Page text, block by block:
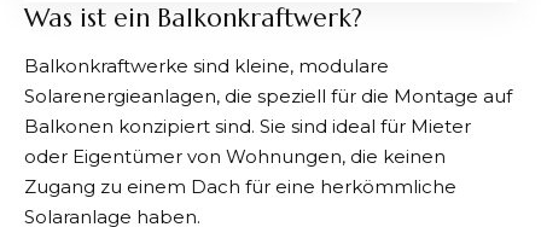
Was ist ein Balkonkraftwerk?
Balkonkraftwerke sind kleine, modulare
Solarenergieanlagen, die speziell für die Montage auf
Balkonen konzipiert sind. Sie sind ideal für Mieter
oder Eigentümer von Wohnungen, die keinen
Zugang zu einem Dach für eine herkömmliche
Solaranlage haben.